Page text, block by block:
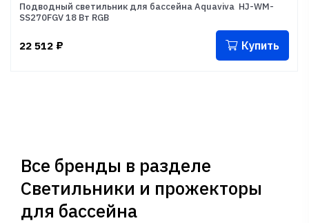
Подводный светильник для бассейна Aquaviva HJ-WM-
SS270FGV 18 Вт RGB
22 512 ₽ Купить
Все бренды в разделе
Светильники и прожекторы
для бассейна